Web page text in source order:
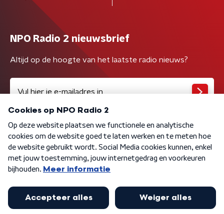
NPO Radio 2 nieuwsbrief
Altijd op de hoogte van het laatste radio nieuws?
Algemene voorwaarden